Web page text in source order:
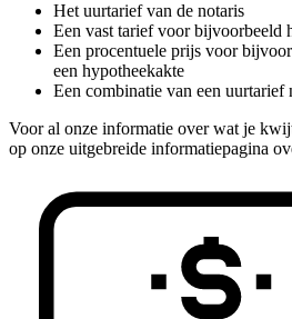
Het uurtarief van de notaris
Een vast tarief voor bijvoorbeeld
Een procentuele prijs voor
een hypotheekakte
Een combinatie van een uurtarief
Voor al onze informatie over wat je
op onze uitgebreide informatiepagina